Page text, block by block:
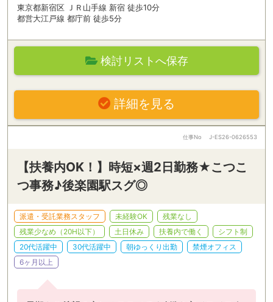
東京都新宿区 ＪＲ山手線 新宿 徒歩10分
都営大江戸線 都庁前 徒歩5分
検討リストへ保存
詳細を見る
仕事No J-ES26-0626553
【扶養内OK！】時短×週2日勤務★こつこ
つ事務♪後楽園駅スグ◎
派遣・受託業務スタッフ 未経験OK
残業なし
残業少なめ（20H以下）
土日休み 扶養内で働く
シフト制
20代活躍中
30代活躍中 朝ゆっくり出勤
禁煙オフィス
6ヶ月以上